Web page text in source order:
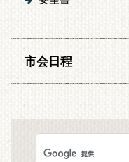
市会日程